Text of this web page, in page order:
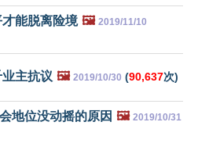
能脱离险境 🖼️ 2019/11/10
主抗议 🖼️ 2019/10/30 (90,637次)
地位没动摇的原因 🖼️ 2019/10/31